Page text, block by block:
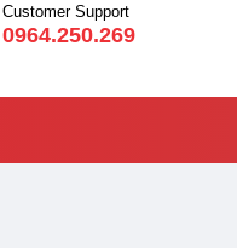
Customer Support
0964.250.269